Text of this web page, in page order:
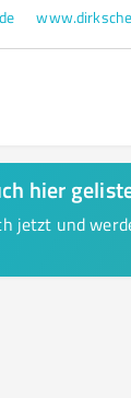
hier
jetzt und